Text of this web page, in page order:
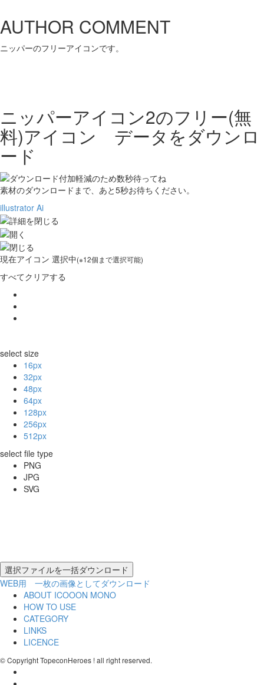
AUTHOR COMMENT
ニッパーのフリーアイコンです。
ニッパーアイコン2のフリー(無
料)アイコン データをダウンロ
ード
素材のダウンロードまで、あと5秒お待ちください。
illustrator Ai
現在アイコン 選択中(※12個まで選択可能)
すべてクリアする
select size
16px
32px
48px
64px
128px
256px
512px
select file type
PNG
JPG
SVG
WEB用 一枚の画像としてダウンロード
ABOUT ICOOON MONO
HOW TO USE
CATEGORY
LINKS
LICENCE
© Copyright TopeconHeroes ! all right reserved.